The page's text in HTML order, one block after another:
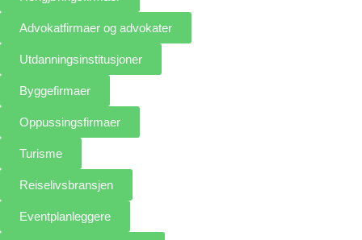
Advokatfirmaer og advokater
Utdanningsinstitusjoner
Byggefirmaer
Oppussingsfirmaer
Turisme
Reiselivsbransjen
Eventplanleggere